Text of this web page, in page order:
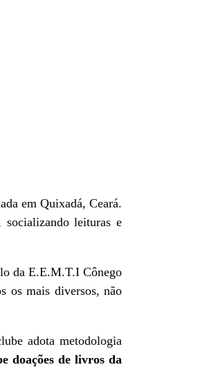
em Quixadá, Ceará.
leituras e
da E.E.M.T.I Cônego
os mais diversos, não
adota metodologia
doações de livros da